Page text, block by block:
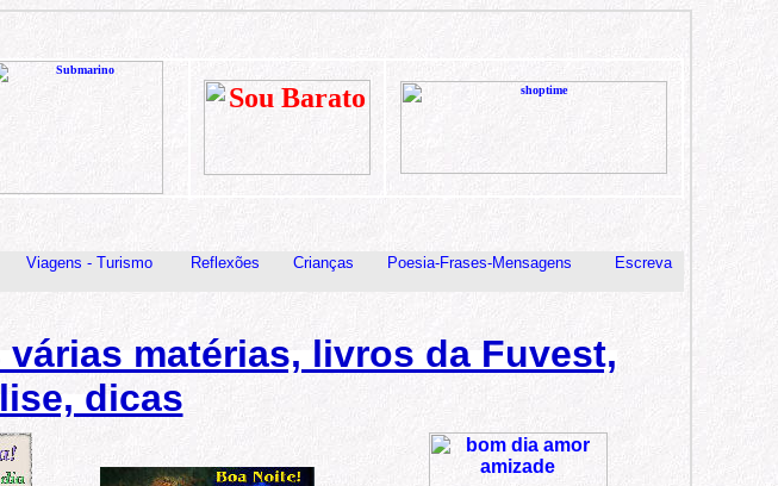
Viagens - Turismo Reflexões Crianças Poesia-Frases-Mensagens
Escreva
matérias, livros da Fuvest,
dicas